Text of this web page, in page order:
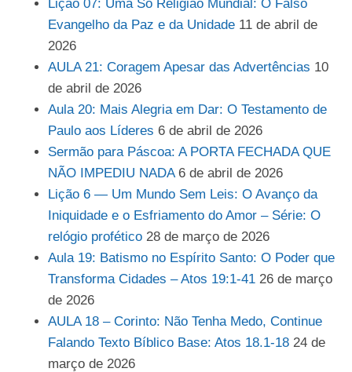
Lição 07: Uma Só Religião Mundial: O Falso
Evangelho da Paz e da Unidade 11 de abril de
2026
AULA 21: Coragem Apesar das Advertências 10
de abril de 2026
Aula 20: Mais Alegria em Dar: O Testamento de
Paulo aos Líderes 6 de abril de 2026
Sermão para Páscoa: A PORTA FECHADA QUE
NÃO IMPEDIU NADA 6 de abril de 2026
Lição 6 — Um Mundo Sem Leis: O Avanço da
Iniquidade e o Esfriamento do Amor – Série: O
relógio profético 28 de março de 2026
Aula 19: Batismo no Espírito Santo: O Poder que
Transforma Cidades – Atos 19:1-41 26 de março
de 2026
AULA 18 – Corinto: Não Tenha Medo, Continue
Falando Texto Bíblico Base: Atos 18.1-18 24 de
março de 2026